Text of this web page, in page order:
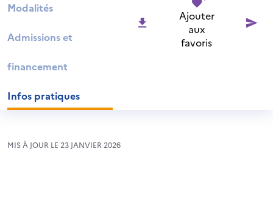
Modalités
Admissions et
financement
Infos pratiques
Ajouter
aux
favoris
MIS À JOUR LE 23 JANVIER 2026